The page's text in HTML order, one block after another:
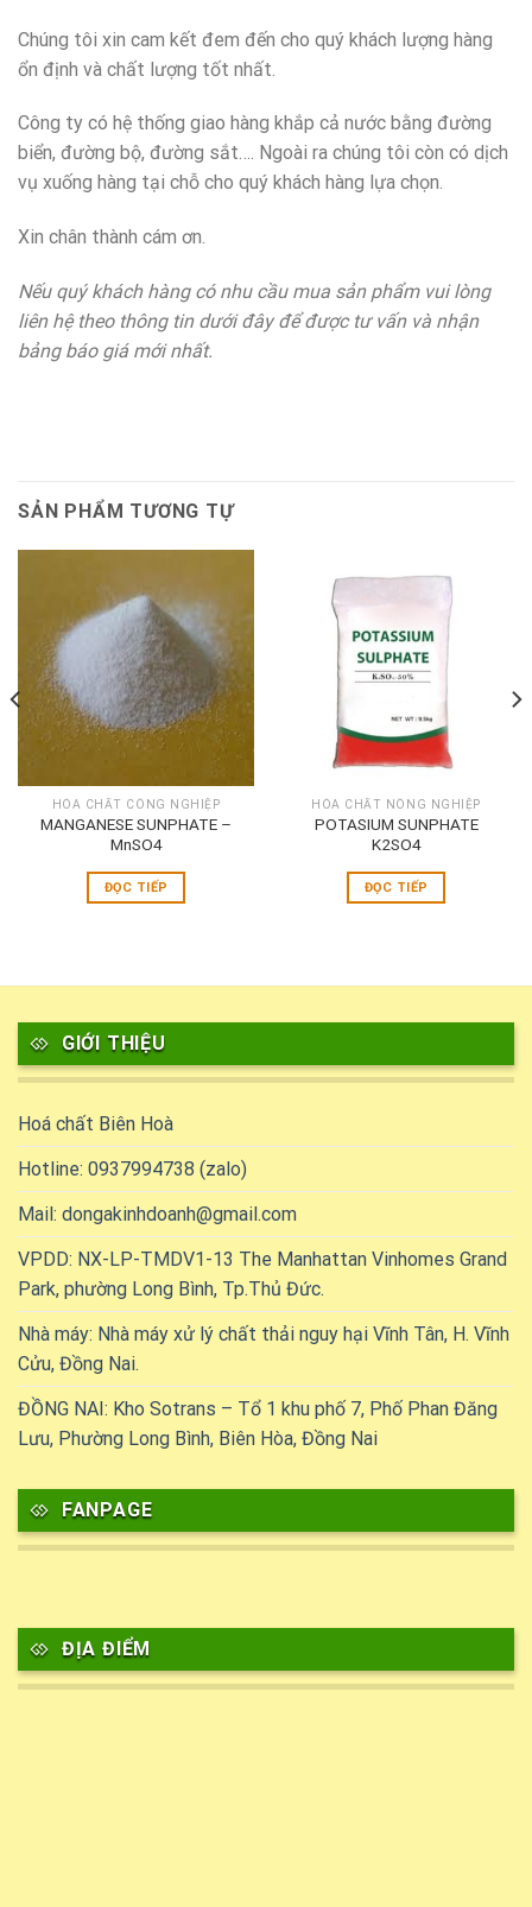
Chúng tôi xin cam kết đem đến cho quý khách lượng hàng
ổn định và chất lượng tốt nhất.
Công ty có hệ thống giao hàng khắp cả nước bằng đường
biển, đường bộ, đường sắt…. Ngoài ra chúng tôi còn có dịch
vụ xuống hàng tại chỗ cho quý khách hàng lựa chọn.
Xin chân thành cám ơn.
Nếu quý khách hàng có nhu cầu mua sản phẩm vui lòng
liên hệ theo thông tin dưới đây để được tư vấn và nhận
bảng báo giá mới nhất.
SẢN PHẨM TƯƠNG TỰ
HÓA CHẤT CÔNG NGHIỆP
MANGANESE SUNPHATE –
MnSO4
ĐỌC TIẾP
HÓA CHẤT NÔNG NGHIỆP
POTASIUM SUNPHATE
K2SO4
ĐỌC TIẾP
GIỚI THIỆU
Hoá chất Biên Hoà
Hotline: 0937994738 (zalo)
Mail: dongakinhdoanh@gmail.com
VPDD: NX-LP-TMDV1-13 The Manhattan Vinhomes Grand
Park, phường Long Bình, Tp.Thủ Đức.
Nhà máy: Nhà máy xử lý chất thải nguy hại Vĩnh Tân, H. Vĩnh
Cửu, Đồng Nai.
ĐỒNG NAI: Kho Sotrans – Tổ 1 khu phố 7, Phố Phan Đăng
Lưu, Phường Long Bình, Biên Hòa, Đồng Nai
FANPAGE
ĐỊA ĐIỂM